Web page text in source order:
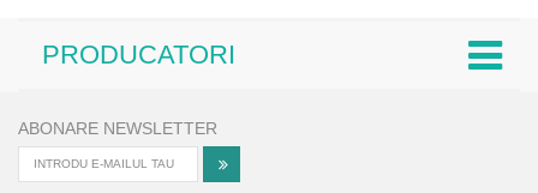
PRODUCATORI
ABONARE NEWSLETTER